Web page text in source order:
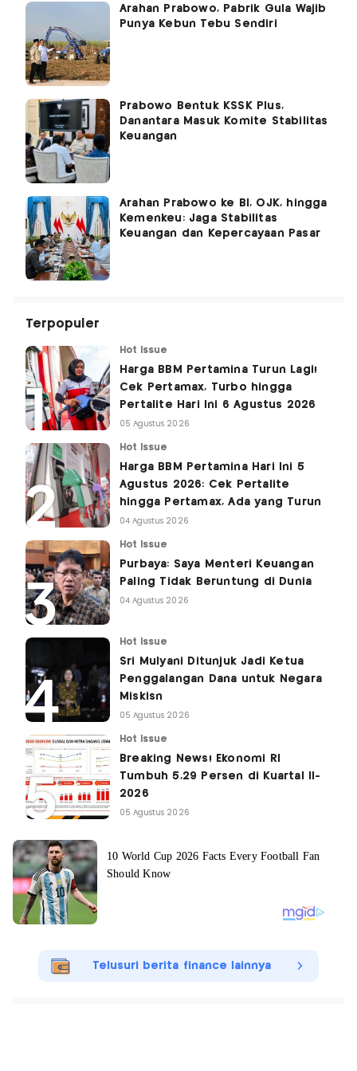
Arahan Prabowo, Pabrik Gula Wajib
Punya Kebun Tebu Sendiri
Prabowo Bentuk KSSK Plus,
Danantara Masuk Komite Stabilitas
Keuangan
Arahan Prabowo ke BI, OJK, hingga
Kemenkeu: Jaga Stabilitas
Keuangan dan Kepercayaan Pasar
Terpopuler
Hot Issue
Harga BBM Pertamina Turun Lagi!
Cek Pertamax, Turbo hingga
Pertalite Hari Ini 6 Agustus 2026
05 Agustus 2026
Hot Issue
Harga BBM Pertamina Hari Ini 5
Agustus 2026: Cek Pertalite
hingga Pertamax, Ada yang Turun
04 Agustus 2026
Hot Issue
Purbaya: Saya Menteri Keuangan
Paling Tidak Beruntung di Dunia
04 Agustus 2026
Hot Issue
Sri Mulyani Ditunjuk Jadi Ketua
Penggalangan Dana untuk Negara
Miskisn
05 Agustus 2026
Hot Issue
Breaking News! Ekonomi RI
Tumbuh 5,29 Persen di Kuartal II-
2026
05 Agustus 2026
Telusuri berita finance lainnya